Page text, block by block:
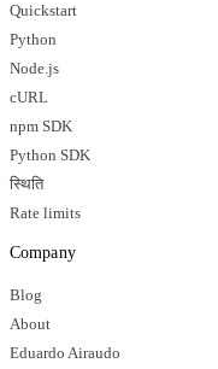
Quickstart
Python
Node.js
cURL
npm SDK
Python SDK
स्थिति
Rate limits
Company
Blog
About
Eduardo Airaudo